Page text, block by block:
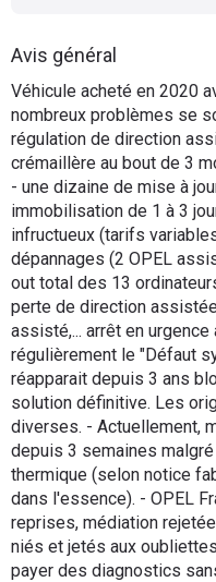
Moto
Marques
Avis général
Véhicule acheté en 2020
nombreux problèmes se
régulation de direction
crémaillère au bout de 3
- une dizaine de mise à
immobilisation de 1 à 3
infructueux (tarifs
dépannages (2 OPEL
out total des 13
perte de direction
assisté,... arrêt en
régulièrement le "Défaut
réapparait depuis 3 ans
solution définitive. Les
diverses. - Actuellement,
depuis 3 semaines
thermique (selon notice
dans l'essence). - OPEL
reprises, médiation
niés et jetés aux
payer des diagnostics